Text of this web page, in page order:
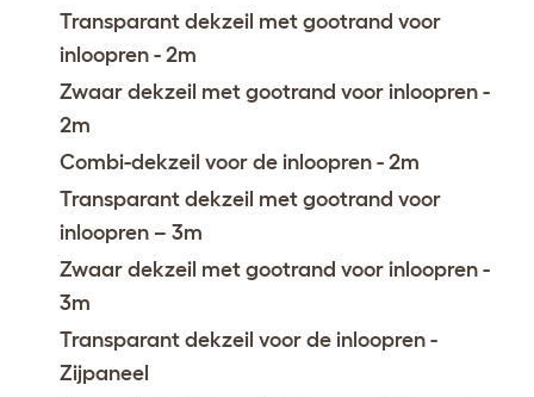
Transparant dekzeil met gootrand voor
inloopren - 2m
Zwaar dekzeil met gootrand voor inloopren -
2m
Combi-dekzeil voor de inloopren - 2m
Transparant dekzeil met gootrand voor
inloopren – 3m
Zwaar dekzeil met gootrand voor inloopren -
3m
Transparant dekzeil voor de inloopren -
Zijpaneel